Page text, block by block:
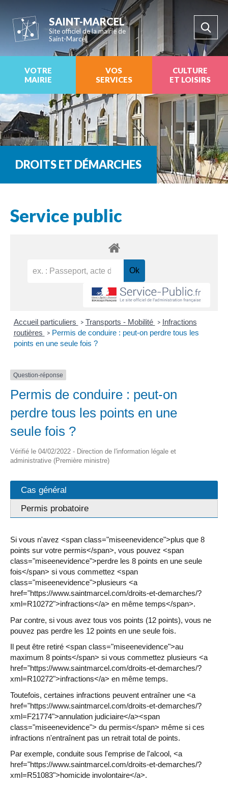
SAINT-MARCEL
Site officiel de la mairie de
Saint-Marcel
VOTRE
MAIRIE
VOS
SERVICES
CULTURE
ET LOISIRS
DROITS ET DÉMARCHES
Service public
Accueil particuliers > Transports - Mobilité > Infractions
routières
> Permis de conduire : peut-on perdre tous les
points en une seule fois ?
Question-réponse
Permis de conduire : peut-on
perdre tous les points en une
seule fois ?
Vérifié le 04/02/2022 - Direction de l'information légale et
administrative (Première ministre)
Cas général
Permis probatoire
Si vous n'avez <span class="miseenevidence">plus que 8
points sur votre permis</span>, vous pouvez <span
class="miseenevidence">perdre les 8 points en une seule
fois</span> si vous commettez <span
class="miseenevidence">plusieurs <a
href="https://www.saintmarcel.com/droits-et-demarches/?
xml=R10272">infractions</a> en même temps</span>.
Par contre, si vous avez tous vos points (12 points), vous ne
pouvez pas perdre les 12 points en une seule fois.
Il peut être retiré <span class="miseenevidence">au
maximum 8 points</span> si vous commettez plusieurs <a
href="https://www.saintmarcel.com/droits-et-demarches/?
xml=R10272">infractions</a> en même temps.
Toutefois, certaines infractions peuvent entraîner une <a
href="https://www.saintmarcel.com/droits-et-demarches/?
xml=F21774">annulation judiciaire</a><span
class="miseenevidence"> du permis</span> même si ces
infractions n'entraînent pas un retrait total de points.
Par exemple, conduite sous l'emprise de l'alcool, <a
href="https://www.saintmarcel.com/droits-et-demarches/?
xml=R51083">homicide involontaire</a>.